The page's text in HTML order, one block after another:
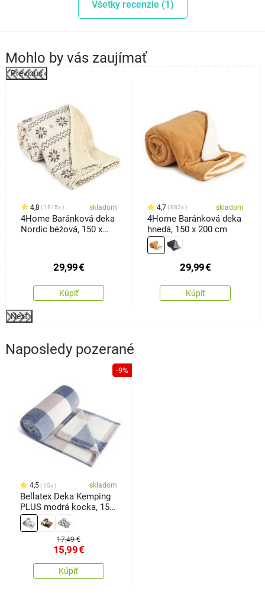
Všetky recenzie (1)
Mohlo by vás zaujímať
Previous
4,8 1815x skladom
4Home Baránková deka
Nordic béžová, 150 x
29,99€
Kúpiť
4,7 882x skladom
4Home Baránková deka
hnedá, 150 x 200 cm
29,99€
Kúpiť
Next
Naposledy pozerané
-9%
4,5 15x skladom
Bellatex Deka Kemping
PLUS modrá kocka, 150
x 200 cm
17,49 €
15,99€
Kúpiť